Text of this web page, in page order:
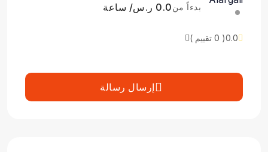
بدءاً من0.0 ر.س/ ساعة
0.0( 0 تقييم )
إرسال رسالة